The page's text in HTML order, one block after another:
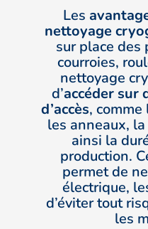
Les
nettoyage
sur place des
courroies,
nettoyage
d’accéder sur
d’accès,
les anneaux,
ainsi la
production.
permet de
électrique,
d’éviter tout
les